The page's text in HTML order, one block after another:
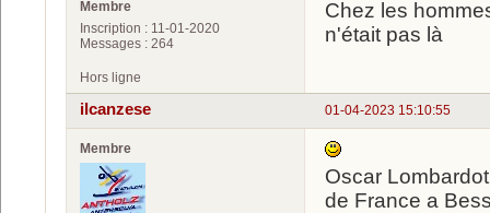
Membre
Inscription : 11-01-2020
Messages : 264
Chez les
n'était pas là
Hors ligne
01-04-2023 15:10:55
ilcanzese
Membre
Oscar
de France a